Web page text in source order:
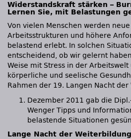
Widerstandskraft stärken –
Lernen Sie, mit Belastungen
Von vielen Menschen werden
Arbeitsstrukturen und höhere
belastend erlebt. In solchen
entscheidend, ob wir gelernt
Weise mit Stress in der
körperliche und seelische
Rahmen der 19. Langen Nacht
Dezember 2011 gab die
Wenger Tipps und
belastende Situationen
Lange Nacht der Weiterbildung